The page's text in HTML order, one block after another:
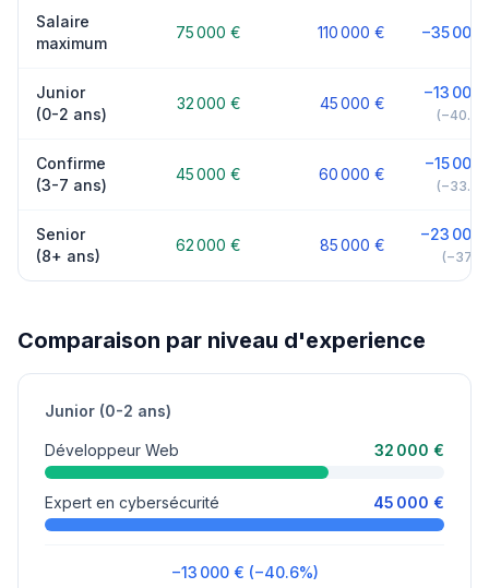
Salaire
maximum
75 000 € 110 000 € −35 000
Junior
(0-2 ans)
32 000 € 45 000 €
−13 000
Confirme
(3-7 ans)
45 000 € 60 000 €
−15 000
Senior
(8+ ans)
62 000 € 85 000 €
−23 000
Comparaison par niveau d'experience
Junior (0-2 ans)
Développeur Web 32 000 €
Expert en cybersécurité 45 000 €
−13 000 € (−40.6%)